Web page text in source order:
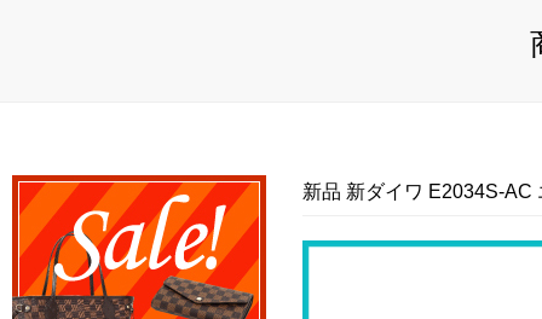
新品 新ダイワ E2034S-